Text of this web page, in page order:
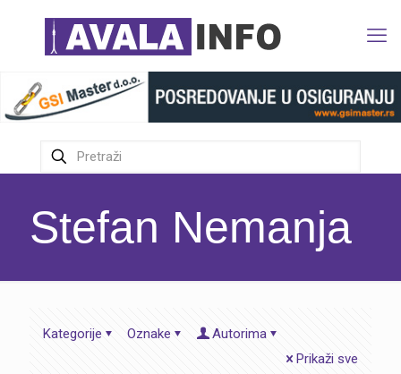
Stefan Nemanja
Kategorije Oznake
Autorima
Prikaži sve